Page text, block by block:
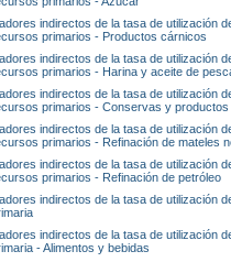
indirectos de la tasa de utilización
primarios - Productos cárnicos
indirectos de la tasa de utilización
primarios - Harina y aceite de
indirectos de la tasa de utilización
primarios - Conservas y
indirectos de la tasa de utilización
primarios - Refinación de mateles
indirectos de la tasa de utilización
primarios - Refinación de petróleo
indirectos de la tasa de utilización
indirectos de la tasa de utilización
- Alimentos y bebidas